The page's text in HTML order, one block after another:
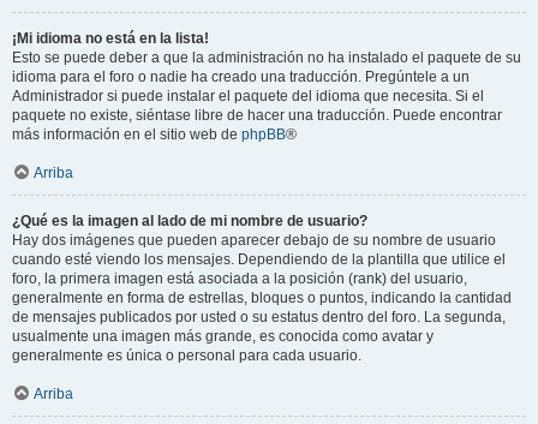
¡Mi idioma no está en la lista!
Esto se puede deber a que la administración no ha instalado el paquete de su
idioma para el foro o nadie ha creado una traducción. Pregúntele a un
Administrador si puede instalar el paquete del idioma que necesita. Si el
paquete no existe, siéntase libre de hacer una traducción. Puede encontrar
más información en el sitio web de phpBB®
Arriba
¿Qué es la imagen al lado de mi nombre de usuario?
Hay dos imágenes que pueden aparecer debajo de su nombre de usuario
cuando esté viendo los mensajes. Dependiendo de la plantilla que utilice el
foro, la primera imagen está asociada a la posición (rank) del usuario,
generalmente en forma de estrellas, bloques o puntos, indicando la cantidad
de mensajes publicados por usted o su estatus dentro del foro. La segunda,
usualmente una imagen más grande, es conocida como avatar y
generalmente es única o personal para cada usuario.
Arriba